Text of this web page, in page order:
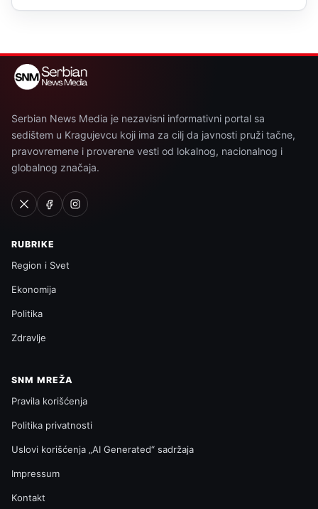
Serbian News Media je nezavisni informativni portal sa
sedištem u Kragujevcu koji ima za cilj da javnosti pruži tačne,
pravovremene i proverene vesti od lokalnog, nacionalnog i
globalnog značaja.
RUBRIKE
Region i Svet
Ekonomija
Politika
Zdravlje
SNM MREŽA
Pravila korišćenja
Politika privatnosti
Uslovi korišćenja „AI Generated“ sadržaja
Impressum
Kontakt